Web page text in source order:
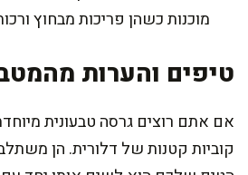
מוכנות כשהן פריכות מבחוץ
טיפים והערות
אם אתם רוצים גרסה טבעונית
קוביות קטנות של דלורית. הן